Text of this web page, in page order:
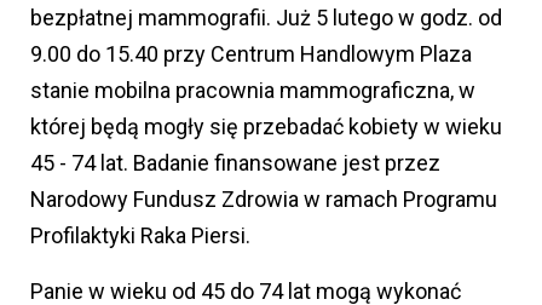
bezpłatnej mammografii. Już 5 lutego w godz. od
9.00 do 15.40 przy Centrum Handlowym Plaza
stanie mobilna pracownia mammograficzna, w
której będą mogły się przebadać kobiety w wieku
45 - 74 lat. Badanie finansowane jest przez
Narodowy Fundusz Zdrowia w ramach Programu
Profilaktyki Raka Piersi.
Panie w wieku od 45 do 74 lat mogą wykonać